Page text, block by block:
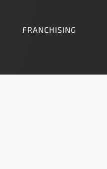
FRANCHISING